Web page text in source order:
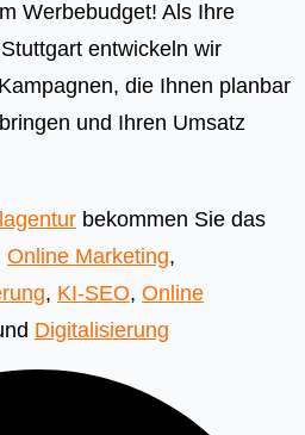
Werbebudget! Als Ihre
entwickeln wir
die Ihnen planbar
und Ihren Umsatz
bekommen Sie das
Online Marketing,
, KI-SEO, Online
Digitalisierung